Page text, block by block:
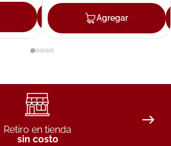
Agregar
Agregar
Retiro en tienda
sin costo